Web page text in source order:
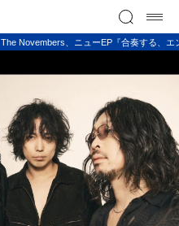
The Novembers、ニューEP『合奏する、